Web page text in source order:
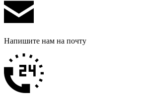
Напишите нам на почту